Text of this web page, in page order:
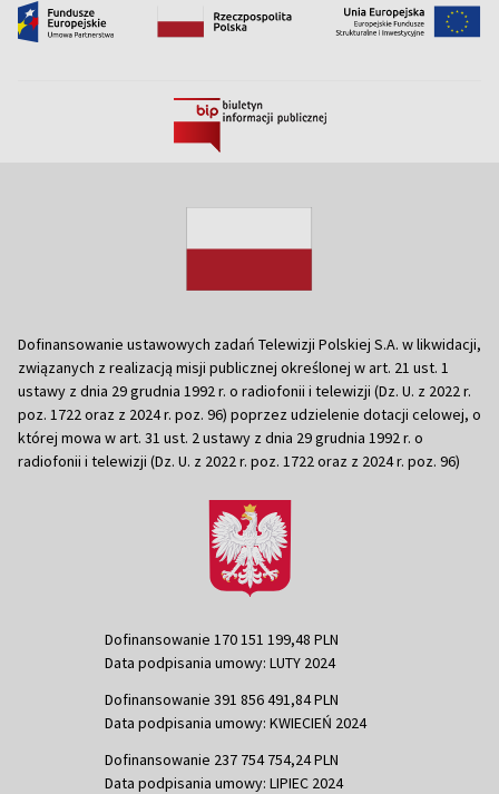
Dofinansowanie ustawowych zadań Telewizji Polskiej S.A. w likwidacji,
związanych z realizacją misji publicznej określonej w art. 21 ust. 1
ustawy z dnia 29 grudnia 1992 r. o radiofonii i telewizji (Dz. U. z 2022 r.
poz. 1722 oraz z 2024 r. poz. 96) poprzez udzielenie dotacji celowej, o
której mowa w art. 31 ust. 2 ustawy z dnia 29 grudnia 1992 r. o
radiofonii i telewizji (Dz. U. z 2022 r. poz. 1722 oraz z 2024 r. poz. 96)
Dofinansowanie 170 151 199,48 PLN
Data podpisania umowy: LUTY 2024
Dofinansowanie 391 856 491,84 PLN
Data podpisania umowy: KWIECIEŃ 2024
Dofinansowanie 237 754 754,24 PLN
Data podpisania umowy: LIPIEC 2024